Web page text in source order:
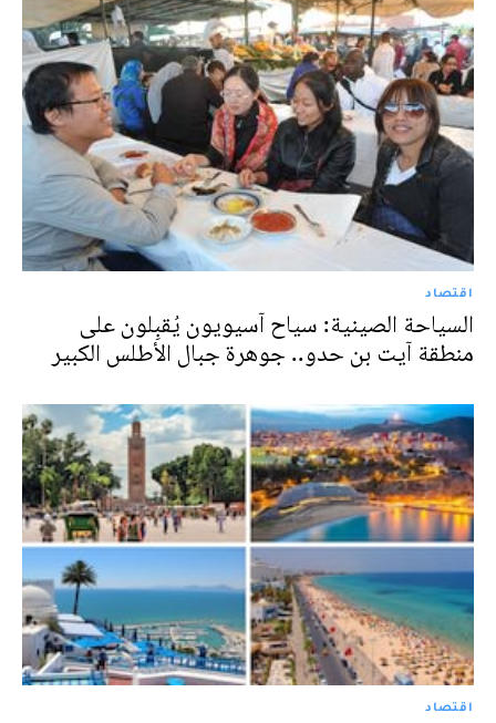
اقتصاد
السياحة الصينية: سياح آسيويون يُقبِلون على
منطقة آيت بن حدو.. جوهرة جبال الأطلس الكبير
اقتصاد